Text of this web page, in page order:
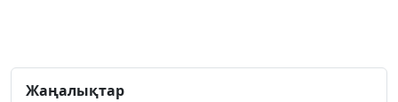
Жаңалықтар